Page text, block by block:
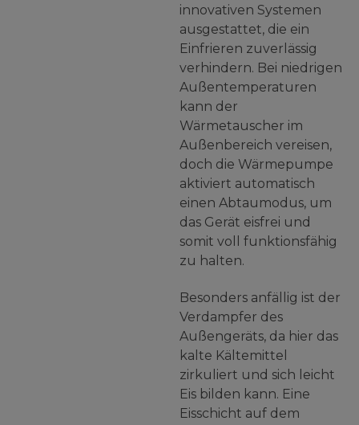
innovativen Systemen
ausgestattet, die ein
Einfrieren zuverlässig
verhindern. Bei niedrigen
Außentemperaturen
kann der
Wärmetauscher im
Außenbereich vereisen,
doch die Wärmepumpe
aktiviert automatisch
einen Abtaumodus, um
das Gerät eisfrei und
somit voll funktionsfähig
zu halten.
Besonders anfällig ist der
Verdampfer des
Außengeräts, da hier das
kalte Kältemittel
zirkuliert und sich leicht
Eis bilden kann. Eine
Eisschicht auf dem